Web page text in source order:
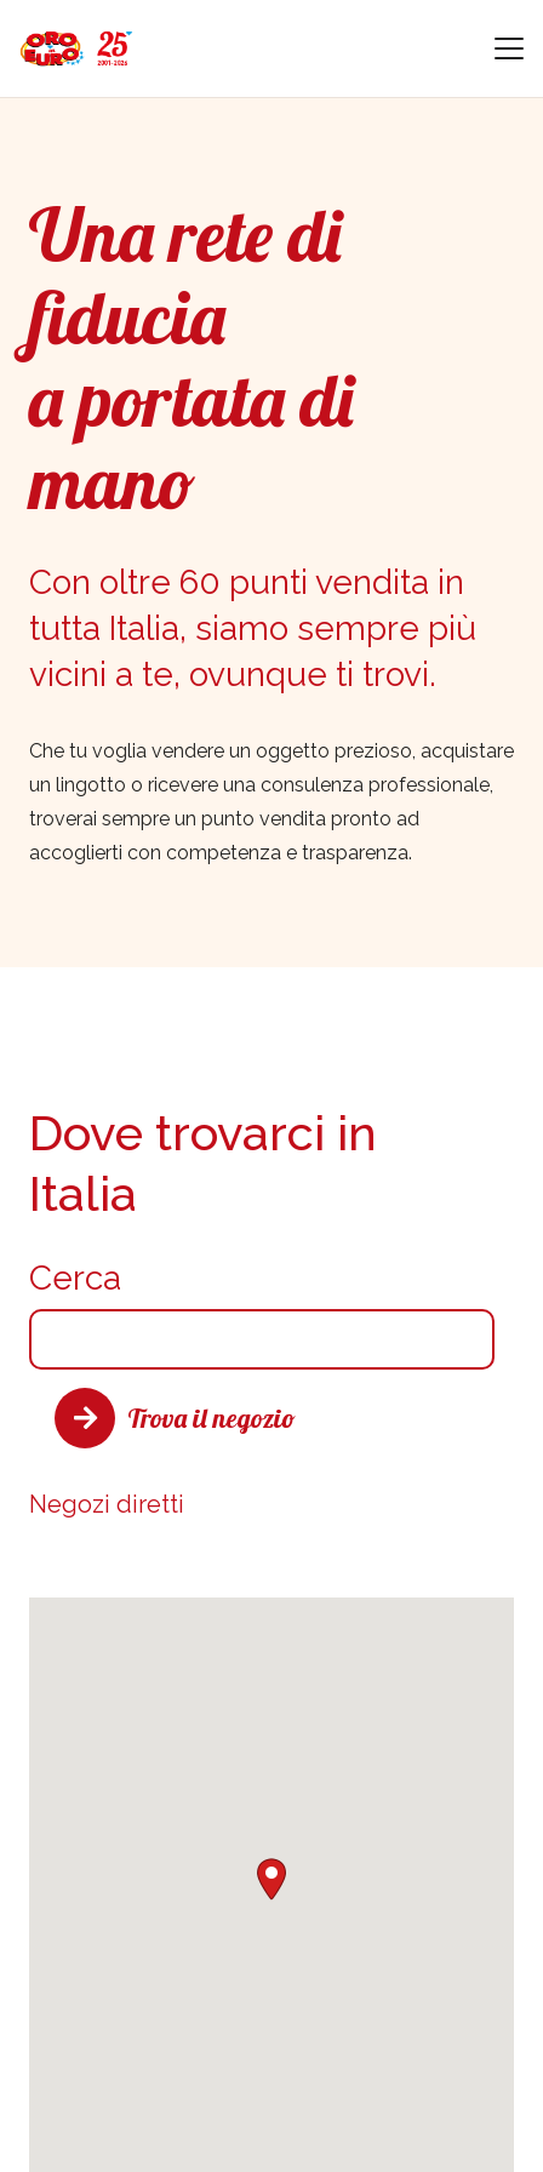
Una rete di
fiducia
a portata di
mano
Con oltre 60 punti vendita in
tutta Italia, siamo sempre più
vicini a te, ovunque ti trovi.
Che tu voglia vendere un oggetto prezioso, acquistare
un lingotto o ricevere una consulenza professionale,
troverai sempre un punto vendita pronto ad
accoglierti con competenza e trasparenza.
Cerca
Trova il negozio
Dove trovarci in
Italia
Negozi diretti